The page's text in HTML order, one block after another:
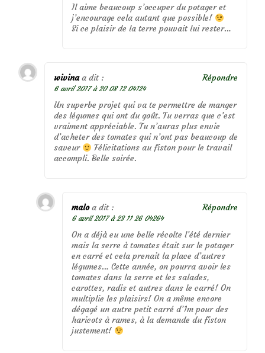
Il aime beaucoup s’occuper du potager et
j’encourage cela autant que possible!
Si ce plaisir de la terre pouvait lui rester…
wivina a dit :
6 avril 2017 à 20 08 12 04124
Un superbe projet qui va te permettre de manger
des légumes qui ont du goût. Tu verras que c’est
vraiment appréciable. Tu n’auras plus envie
d’acheter des tomates qui n’ont pas beaucoup de
saveur
Félicitations au fiston pour le travail
accompli. Belle soirée.
Répondre
malo a dit :
6 avril 2017 à 23 11 26 04264
On a déjà eu une belle récolte l’été dernier
mais la serre à tomates était sur le potager
en carré et cela prenait la place d’autres
légumes… Cette année, on pourra avoir les
tomates dans la serre et les salades,
carottes, radis et autres dans le carré! On
multiplie les plaisirs! On a même encore
dégagé un autre petit carré d’1m pour des
haricots à rames, à la demande du fiston
justement!
Répondre